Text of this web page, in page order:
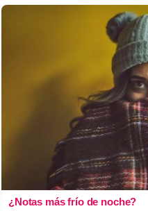
¿Notas más frío de noche?